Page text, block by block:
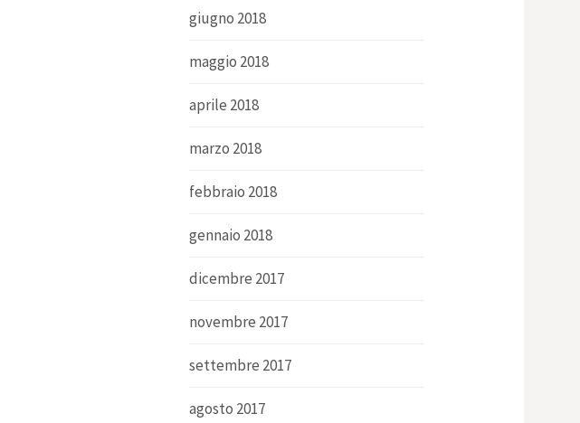
giugno 2018
maggio 2018
aprile 2018
marzo 2018
febbraio 2018
gennaio 2018
dicembre 2017
novembre 2017
settembre 2017
agosto 2017